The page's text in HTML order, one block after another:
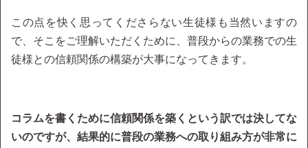
この点を快く思ってくださらない生徒様も当然いますの
で、そこをご理解いただくために、普段からの業務での生
徒様との信頼関係の構築が大事になってきます。
コラムを書くために信頼関係を築くという訳では決してな
いのですが、結果的に普段の業務への取り組み方が非常に